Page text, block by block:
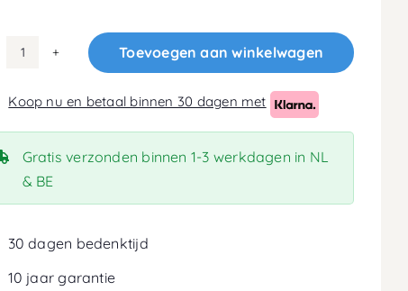
160x210
HR40
aantal
Toevoegen aan winkelwagen
Koop nu en betaal binnen 30 dagen met
Gratis verzonden binnen 1-3 werkdagen in NL
& BE
30 dagen bedenktijd
10 jaar garantie